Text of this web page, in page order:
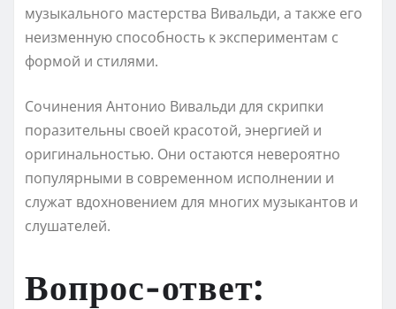
музыкального мастерства Вивальди, а также его
неизменную способность к экспериментам с
формой и стилями.
Сочинения Антонио Вивальди для скрипки
поразительны своей красотой, энергией и
оригинальностью. Они остаются невероятно
популярными в современном исполнении и
служат вдохновением для многих музыкантов и
слушателей.
Вопрос-ответ: